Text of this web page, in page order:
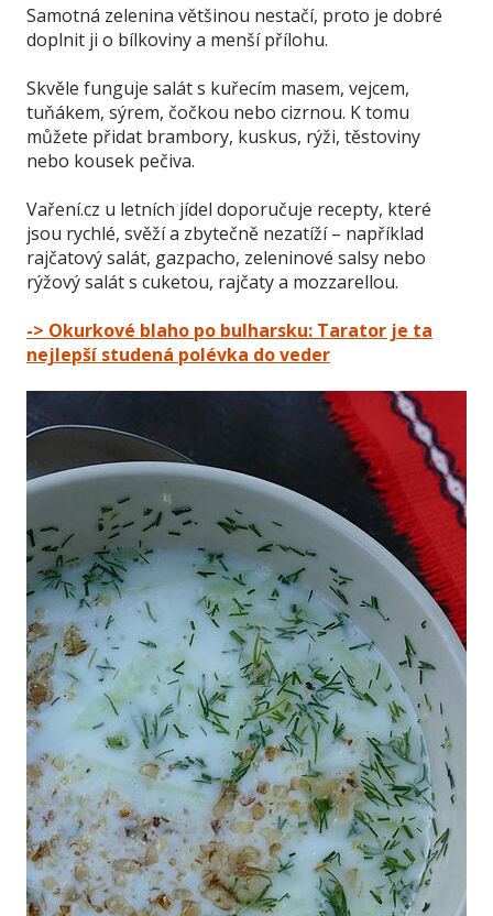
Samotná zelenina většinou nestačí, proto je dobré
doplnit ji o bílkoviny a menší přílohu.
Skvěle funguje salát s kuřecím masem, vejcem,
tuňákem, sýrem, čočkou nebo cizrnou. K tomu
můžete přidat brambory, kuskus, rýži, těstoviny
nebo kousek pečiva.
Vaření.cz u letních jídel doporučuje recepty, které
jsou rychlé, svěží a zbytečně nezatíží – například
rajčatový salát, gazpacho, zeleninové salsy nebo
rýžový salát s cuketou, rajčaty a mozzarellou.
-> Okurkové blaho po bulharsku: Tarator je ta
nejlepší studená polévka do veder